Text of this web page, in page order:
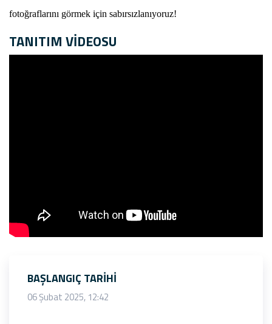
fotoğraflarını görmek için sabırsızlanıyoruz!
TANITIM VİDEOSU
BAŞLANGIÇ TARIHI
06 Şubat 2025, 12:42